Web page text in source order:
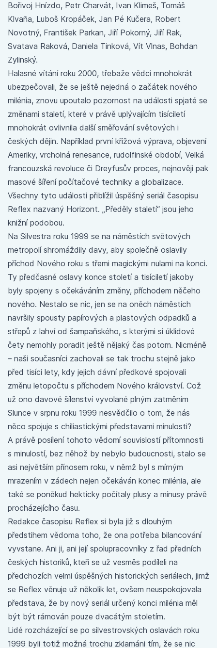
Bořivoj Hnízdo, Petr Charvát, Ivan Klimeš, Tomáš
Klvaňa, Luboš Kropáček, Jan Pé Kučera, Robert
Novotný, František Parkan, Jiří Pokorný, Jiří Rak,
Svatava Raková, Daniela Tinková, Vít Vlnas, Bohdan
Zylinský.
Halasné vítání roku 2000, třebaže vědci mnohokrát
ubezpečovali, že se ještě nejedná o začátek nového
milénia, znovu upoutalo pozornost na události spjaté se
změnami staletí, které v právě uplývajícím tisíciletí
mnohokrát ovlivnila další směřování světových i
českých dějin. Například první křížová výprava, objevení
Ameriky, vrcholná renesance, rudolfinské období, Velká
francouzská revoluce či Dreyfusův proces, nejnověji pak
masové šíření počítačové techniky a globalizace.
Všechny tyto události přiblížil úspěšný seriál časopisu
Reflex nazvaný Horizont. „Předěly staletí“ jsou jeho
knižní podobou.
Na Silvestra roku 1999 se na náměstích světových
metropolí shromáždily davy, aby společně oslavily
příchod Nového roku s třemi magickými nulami na konci.
Ty předčasné oslavy konce století a tisíciletí jakoby
byly spojeny s očekáváním změny, příchodem něčeho
nového. Nestalo se nic, jen se na oněch náměstích
navršily spousty papírových a plastových odpadků a
střepů z lahví od šampaňského, s kterými si úklidové
čety nemohly poradit ještě nějaký čas potom. Nicméně
– naši současníci zachovali se tak trochu stejně jako
před tisíci lety, kdy jejich dávní předkové spojovali
změnu letopočtu s příchodem Nového království. Což
už ono davové šílenství vyvolané plným zatměním
Slunce v srpnu roku 1999 nesvědčilo o tom, že nás
něco spojuje s chiliastickými představami minulosti?
A právě posílení tohoto vědomí souvislostí přítomnosti
s minulostí, bez něhož by nebylo budoucnosti, stalo se
asi největším přínosem roku, v němž byl s mírným
mrazením v zádech nejen očekáván konec milénia, ale
také se poněkud hekticky počítaly plusy a mínusy právě
procházejícího času.
Redakce časopisu Reflex si byla již s dlouhým
předstihem vědoma toho, že ona potřeba bilancování
vyvstane. Ani ji, ani její spolupracovníky z řad předních
českých historiků, kteří se už vesměs podíleli na
předchozích velmi úspěšných historických seriálech, jimž
se Reflex věnuje už několik let, ovšem neuspokojovala
představa, že by nový seriál určený konci milénia měl
být být rámován pouze dvacátým stoletím.
Lidé rozcházející se po silvestrovských oslavách roku
1999 byli totiž možná trochu zklamáni tím, že se nic